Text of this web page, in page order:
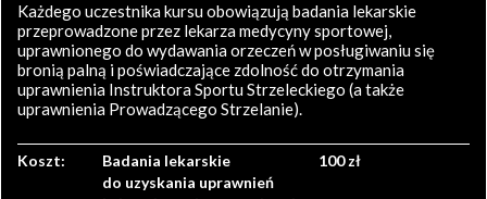
Każdego uczestnika kursu obowiązują badania lekarskie
przeprowadzone przez lekarza medycyny sportowej,
uprawnionego do wydawania orzeczeń w posługiwaniu się
bronią palną i poświadczające zdolność do otrzymania
uprawnienia Instruktora Sportu Strzeleckiego (a także
uprawnienia Prowadzącego Strzelanie).
Koszt:
Badania lekarskie
do uzyskania uprawnień
100 zł